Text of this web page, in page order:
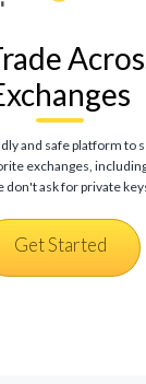
and safe platform to
exchanges,
don't ask for private
Get Started